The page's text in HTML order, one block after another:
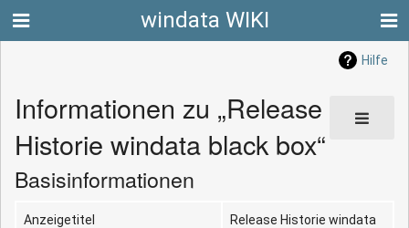
windata WIKI
Hilfe
Informationen zu „Release
Historie windata black box“
Basisinformationen
Anzeigetitel
Release Historie windata